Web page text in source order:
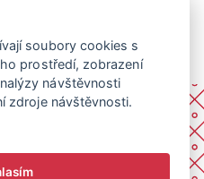
soubory cookies s
prostředí, zobrazení
návštěvnosti
zdroje návštěvnosti.